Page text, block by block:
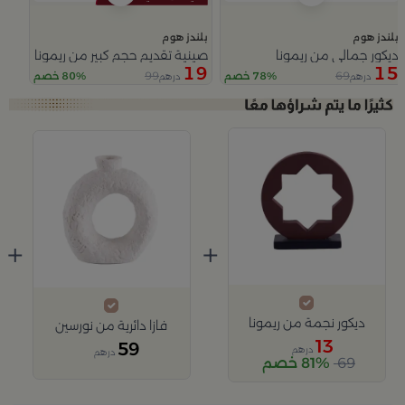
بلندز هوم
ديكور جمالي من ريمونا
15 درهم69 78% خصم
بلندز هوم
صينية تقديم حجم كبير من ريمونا
19 درهم99 80% خصم
Slide 1 of 3
ديكور نجمة من ريمونا
13 درهم
69 81% خصم
+
فازا دائرية من نورسين
59 درهم
+